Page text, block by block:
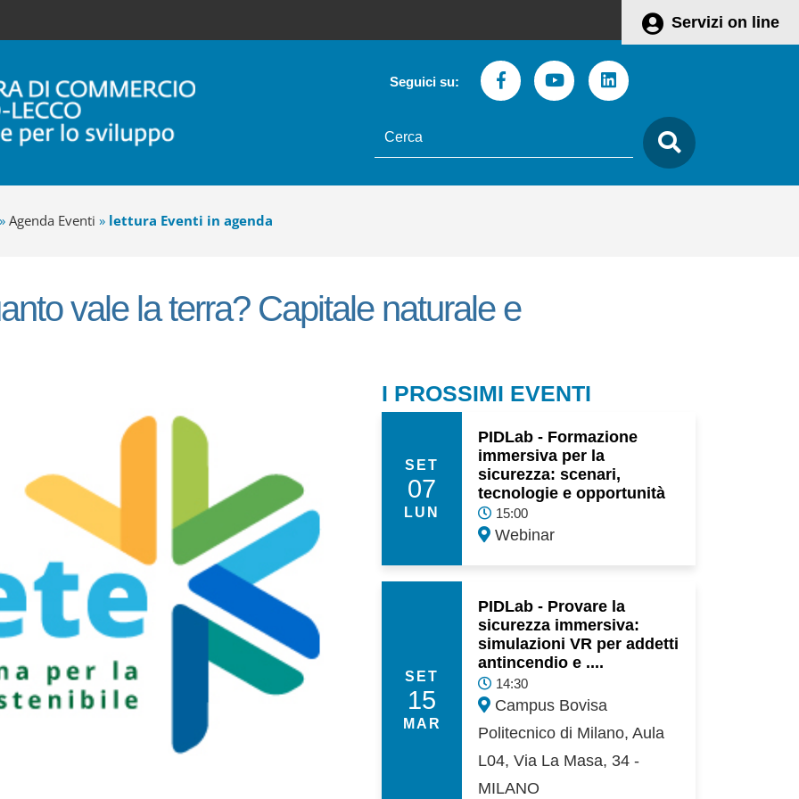
Servizi on line
Seguici su: FacebookYoutubeLinkedin
testo
da
cercare
Agenda Eventi » lettura Eventi in agenda
vale la terra? Capitale naturale e
I PROSSIMI EVENTI
SET
07
LUN
PIDLab - Formazione
immersiva per la
sicurezza: scenari,
tecnologie e opportunità
15:00
Webinar
SET
15
MAR
PIDLab - Provare la
sicurezza immersiva:
simulazioni VR per addetti
antincendio e ....
14:30
Campus Bovisa
Politecnico di Milano, Aula
L04, Via La Masa, 34 -
MILANO